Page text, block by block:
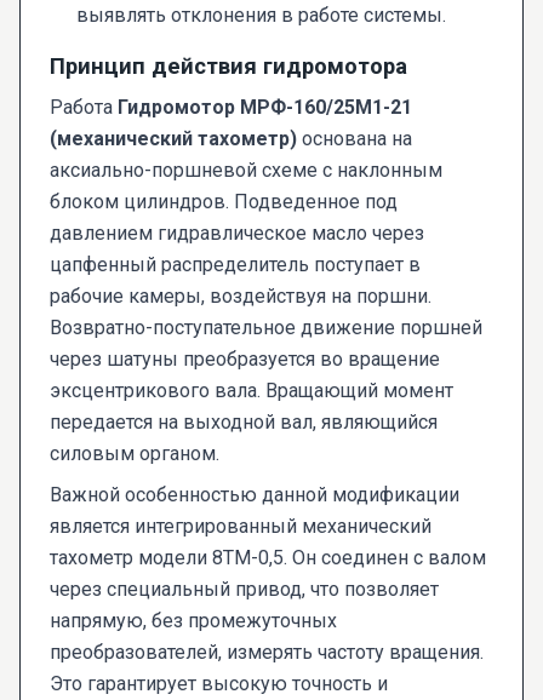
выявлять отклонения в работе системы.
Принцип действия гидромотора
Работа Гидромотор МРФ-160/25М1-21
(механический тахометр) основана на
аксиально-поршневой схеме с наклонным
блоком цилиндров. Подведенное под
давлением гидравлическое масло через
цапфенный распределитель поступает в
рабочие камеры, воздействуя на поршни.
Возвратно-поступательное движение поршней
через шатуны преобразуется во вращение
эксцентрикового вала. Вращающий момент
передается на выходной вал, являющийся
силовым органом.
Важной особенностью данной модификации
является интегрированный механический
тахометр модели 8ТМ-0,5. Он соединен с валом
через специальный привод, что позволяет
напрямую, без промежуточных
преобразователей, измерять частоту вращения.
Это гарантирует высокую точность и